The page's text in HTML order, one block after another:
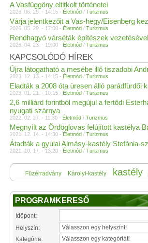
A Vasfüggöny eltitkolt történetei
2026. 06. 29. - 14:15 - Életmód / Turizmus
Várja jelentkezőit a Vas-hegy/Eisenberg
2026. 05. 29. - 17:00 - Életmód / Turizmus
Rendhagyó várséták építészek vezetésével
2026. 04. 23. - 19:00 - Életmód / Turizmus
KAPCSOLÓDÓ HÍREK
Újra látogatható a mesébe illő tiszadobi
2023. 12. 13. - 14:15 - Életmód / Turizmus
Eladták a 2008 óta üresen álló parádfürdői
2023. 01. 21. - 10:15 - Életmód / Turizmus
2,6 milliárd forintból megújul a fertődi
nyugati szárnya
2022. 02. 27. - 11:30 - Életmód / Turizmus
Megnyílt az Ördöglovas felújított kastélya
2021. 12. 14. - 14:30 - Életmód / Turizmus
Átadták a gyulai Almásy-kastély Stefánia-
2021. 10. 17. - 13:20 - Életmód / Turizmus
Füzérradvány Károlyi-kastély kastély
PROGRAMKERESŐ
Időpont:
Helyszín:
Kategória: